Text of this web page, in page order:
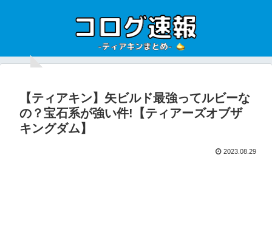
【ティアキン】矢ビルド最強ってルビーな
の？宝石系が強い件!【ティアーズオブザ
キングダム】
2023.08.29